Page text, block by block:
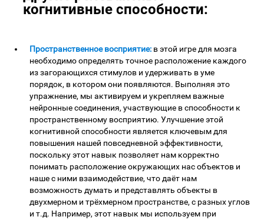
когнитивные способности:
Пространственное восприятие: в этой игре для мозга
необходимо определять точное расположение каждого
из загорающихся стимулов и удерживать в уме
порядок, в котором они появляются. Выполняя это
упражнение, мы активируем и укрепляем важные
нейронные соединения, участвующие в способности к
пространственному восприятию. Улучшение этой
когнитивной способности является ключевым для
повышения нашей повседневной эффективности,
поскольку этот навык позволяет нам корректно
понимать расположение окружающих нас объектов и
наше с ними взаимодействие, что даёт нам
возможность думать и представлять объекты в
двухмерном и трёхмерном пространстве, с разных углов
и т.д. Например, этот навык мы используем при